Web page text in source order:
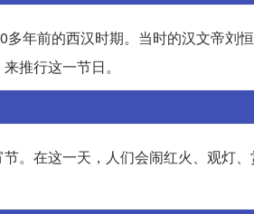
年前的西汉时期。当时的汉文帝刘
推行这一节日。
。在这一天，人们会闹红火、观灯